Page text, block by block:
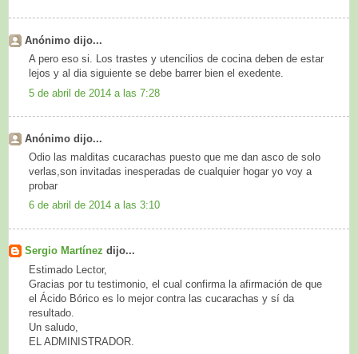
Anónimo dijo...
A pero eso si. Los trastes y utencilios de cocina deben de estar
lejos y al dia siguiente se debe barrer bien el exedente.
5 de abril de 2014 a las 7:28
Anónimo dijo...
Odio las malditas cucarachas puesto que me dan asco de solo
verlas,son invitadas inesperadas de cualquier hogar yo voy a
probar
6 de abril de 2014 a las 3:10
Sergio Martínez dijo...
Estimado Lector,
Gracias por tu testimonio, el cual confirma la afirmación de que
el Ácido Bórico es lo mejor contra las cucarachas y sí da
resultado.
Un saludo,
EL ADMINISTRADOR.